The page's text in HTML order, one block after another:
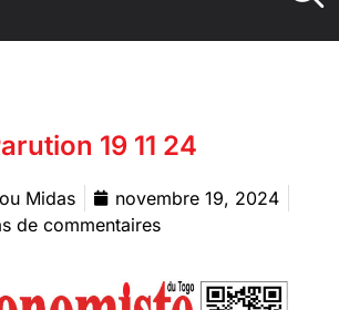
19 11 24
Midas
novembre 19, 2024
de commentaires